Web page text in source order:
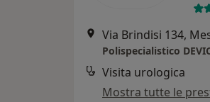
Via Brindisi 134,
Polispecialistico
Visita urologica
Mostra tutte le